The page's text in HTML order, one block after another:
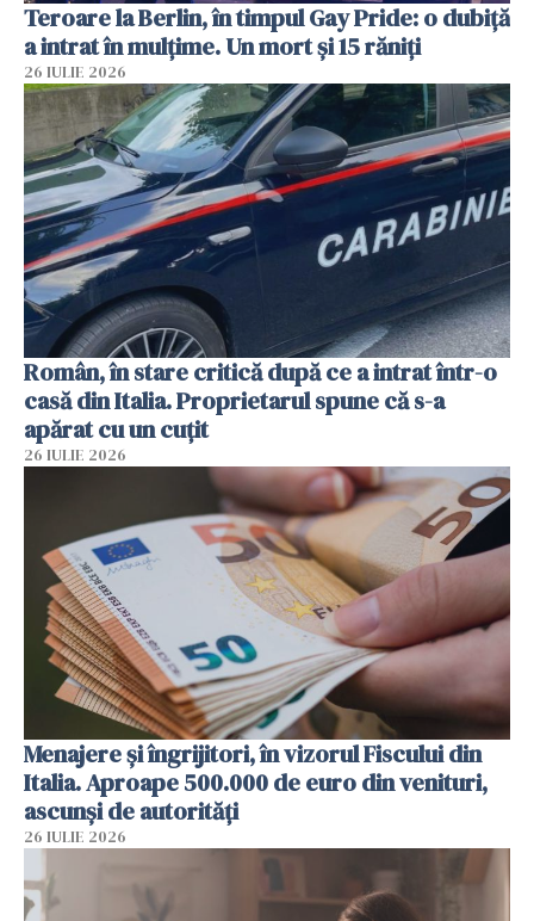
Teroare la Berlin, în timpul Gay Pride: o dubiță
a intrat în mulțime. Un mort și 15 răniți
26 IULIE 2026
Român, în stare critică după ce a intrat într-o
casă din Italia. Proprietarul spune că s-a
apărat cu un cuțit
26 IULIE 2026
Menajere și îngrijitori, în vizorul Fiscului din
Italia. Aproape 500.000 de euro din venituri,
ascunși de autorități
26 IULIE 2026